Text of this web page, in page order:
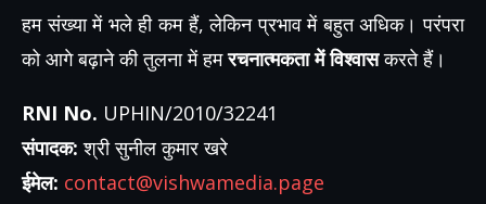
हम संख्या में भले ही कम हैं, लेकिन प्रभाव में बहुत अधिक। परंपरा
को आगे बढ़ाने की तुलना में हमरचनात्मकता में विश्वासकरते हैं।
RNI No. UPHIN/2010/32241
संपादक: श्री सुनील कुमार खरे
ईमेल: contact@vishwamedia.page